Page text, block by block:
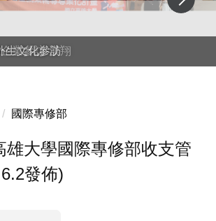
業參訪-漢翔
生文化參訪
國際專修部
雄大學國際專修部收支管
發佈)